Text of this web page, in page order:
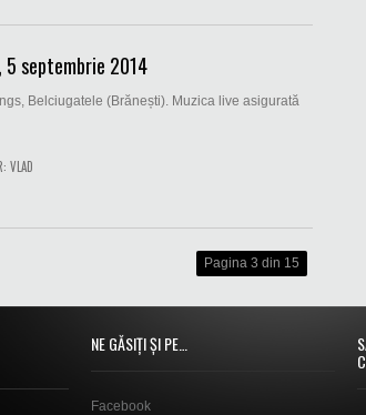
5 septembrie 2014
Belciugatele (Brănești). Muzica live asigurată
VLAD
Pagina 3 din 15
NE GĂSIȚI ȘI PE…
Facebook